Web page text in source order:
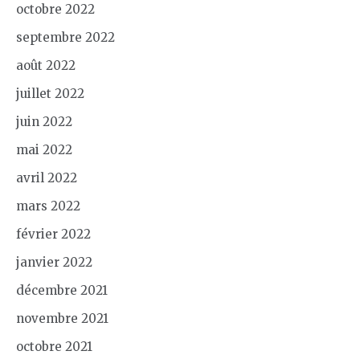
octobre 2022
septembre 2022
août 2022
juillet 2022
juin 2022
mai 2022
avril 2022
mars 2022
février 2022
janvier 2022
décembre 2021
novembre 2021
octobre 2021